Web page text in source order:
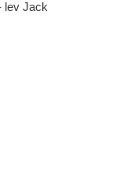
lev Jack